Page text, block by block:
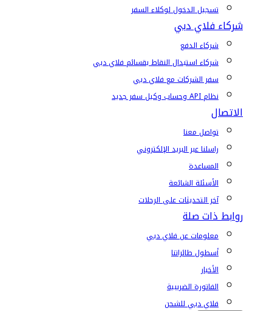
تسجيل الدخول لوكلاء السفر
شركاء فلاي دبي
شركاء الدفع
شركاء استبدال النقاط بقسائم فلاي دبي
سفر الشركات مع فلاي دبي
نظام API وحساب وكيل سفر جديد
الاتصال
تواصل معنا
راسلنا عبر البريد الإلكتروني
المساعدة
الأسئلة الشائعة
آخر التحديثات على الرحلات
روابط ذات صلة
معلومات عن فلاي دبي
أسطول طائراتنا
الأخبار
الفاتورة الضريبية
فلاي دبي للشحن